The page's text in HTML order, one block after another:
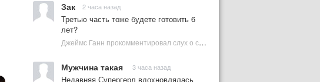
Зак 2 часа назад
Третью часть тоже будете готовить 6
лет?
Джеймс Ганн прокомментировал слух о съемках «Бэтмена 3» | Plugged In Ru
Мужчина такая 3 часа назад
Недавняя Супергерл вдохновлялась